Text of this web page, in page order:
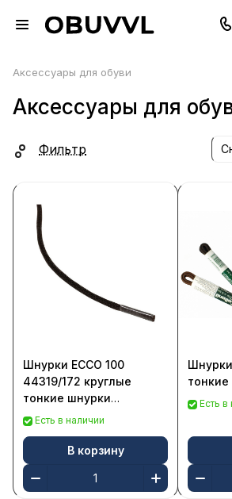
Аксессуары для обуви
Аксессуары для
Фильтр
Шнурки ECCO 100
44319/172 круглые
тонкие шнурки
(полиэстер, обраб.
Есть в наличии
В корзину
Есть в